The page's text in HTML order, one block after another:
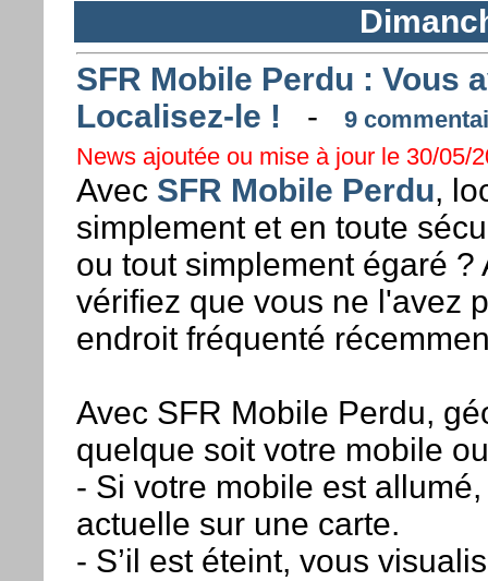
SFR Mobile Perdu : Vous
Localisez-le ! -
9
News ajoutée ou mise à jour le 30/05/
Avec SFR Mobile Perdu,
simplement et en toute
ou tout simplement égaré
vérifiez que vous ne l'avez
endroit fréquenté
Avec SFR Mobile Perdu,
quelque soit votre mobile
- Si votre mobile est
actuelle sur une carte.
- S’il est éteint, vous